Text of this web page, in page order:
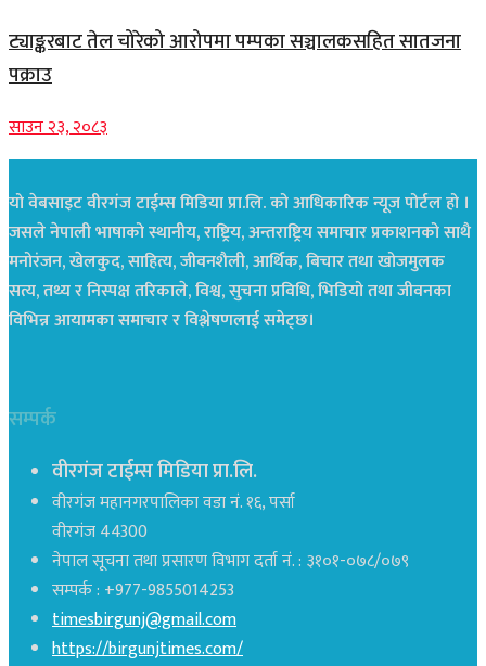
ट्याङ्करबाट तेल चोरेको आरोपमा पम्पका सञ्चालकसहित सातजना
पक्राउ
साउन २३, २०८३
यो वेबसाइट वीरगंज टाईम्स मिडिया प्रा.लि. को आधिकारिक न्यूज पोर्टल हो ।
जसले नेपाली भाषाको स्थानीय, राष्ट्रिय, अन्तराष्ट्रिय समाचार प्रकाशनको साथै
मनोरंजन, खेलकुद, साहित्य, जीवनशैली, आर्थिक, बिचार तथा खोजमुलक
सत्य, तथ्य र निस्पक्ष तरिकाले, विश्व, सुचना प्रविधि, भिडियो तथा जीवनका
विभिन्न आयामका समाचार र विश्लेषणलाई समेट्छ।
सम्पर्क
वीरगंज टाईम्स मिडिया प्रा.लि.
वीरगंज महानगरपालिका वडा नं. १६, पर्सा
वीरगंज 44300
नेपाल सूचना तथा प्रसारण विभाग दर्ता नं. : ३१०१-०७८/०७९
सम्पर्क : +977-9855014253
timesbirgunj@gmail.com
https://birgunjtimes.com/